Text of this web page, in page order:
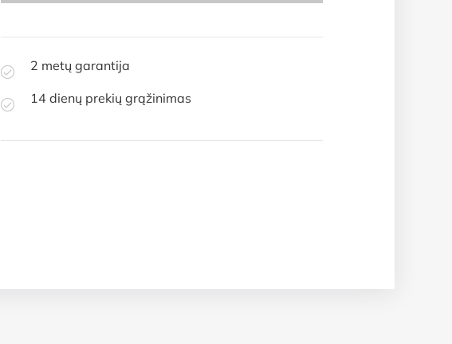
2 metų garantija
14 dienų prekių grąžinimas